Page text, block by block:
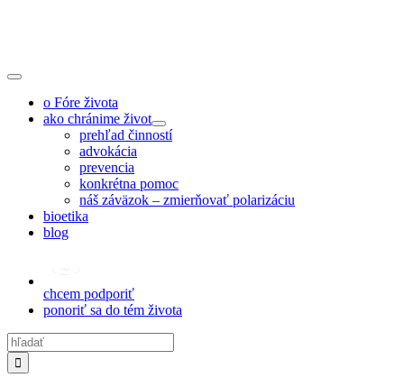
Toggle
Navigationo Fóre života
ako chránime život
prehľad činností
advokácia
prevencia
konkrétna pomoc
náš záväzok – zmierňovať polarizáciu
bioetika
blog
chcem podporiť
ponoriť sa do tém života
Hľadať: